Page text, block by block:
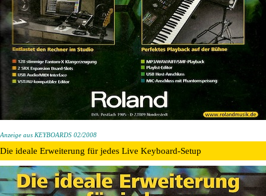
Anzeige aus KEYBOARDS 02/2008
Die ideale Erweiterung für jedes Live Keyboard-Setup